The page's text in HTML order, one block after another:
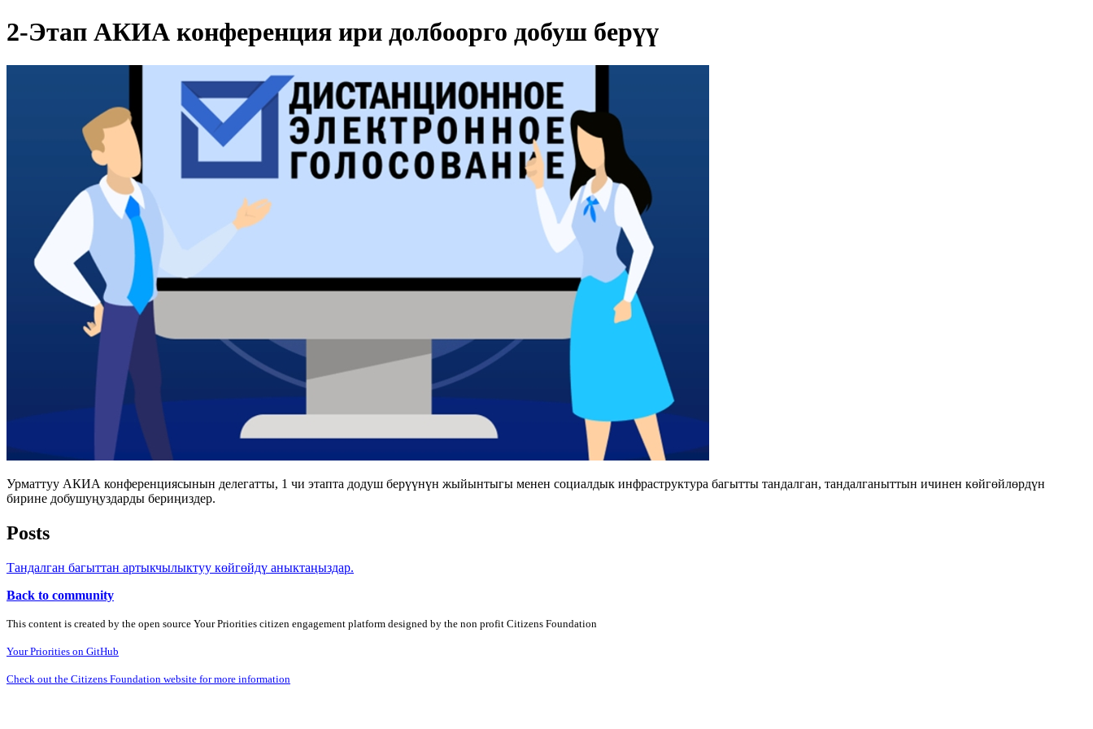
2-Этап АКИА конференция ири долбоорго добуш берүү
Урматтуу АКИА конференциясынын делегатты, 1 чи этапта додуш берүүнүн жыйынтыгы менен социалдык инфраструктура багытты тандалган, тандалганыттын ичинен көйгөйлөрдүн
бирине добушуңуздарды бериңиздер.
Posts
Тандалган багыттан артыкчылыктуу көйгөйдү аныктаңыздар.
Back to community
This content is created by the open source Your Priorities citizen engagement platform designed by the non profit Citizens Foundation
Your Priorities on GitHub
Check out the Citizens Foundation website for more information